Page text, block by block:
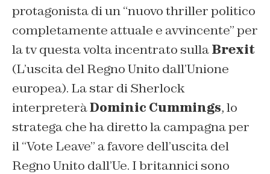
protagonista di un “nuovo thriller politico
completamente attuale e avvincente” per
la tv questa volta incentrato sullaBrexit
(L’uscita del Regno Unito dall’Unione
europea). La star di Sherlock
interpreteràDominic Cummings, lo
stratega che ha diretto la campagna per
il “Vote Leave” a favore dell’uscita del
Regno Unito dall’Ue. I britannici sono